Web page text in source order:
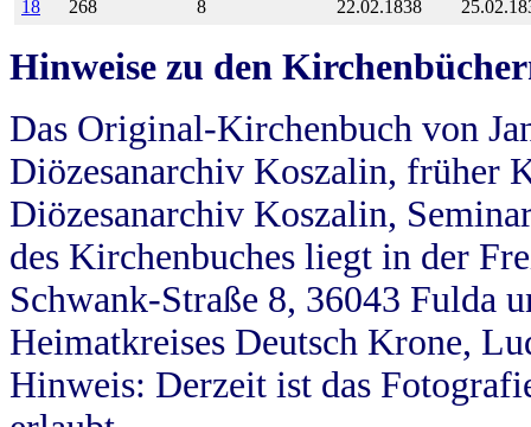
18
268 8 22.02.1838
Hinweise zu den
Das Original-Kirchenbuch von
Diözesanarchiv Koszalin, früher
Diözesanarchiv Koszalin,
des Kirchenbuches liegt in der
Schwank-Straße 8, 36043 Fulda
Heimatkreises Deutsch Krone,
Hinweis: Derzeit ist das